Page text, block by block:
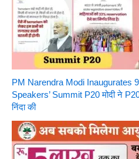
PM Narendra Modi Inaugurates
Speakers’ Summit P20 मोदी ने
निंदा की